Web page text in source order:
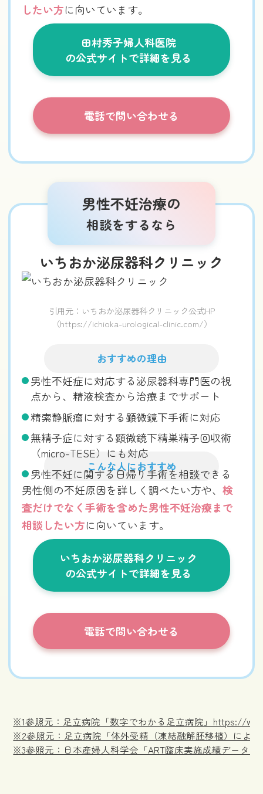
したい方に向いています。
田村秀子婦人科医院
の公式サイトで詳細を見る
電話で問い合わせる
男性不妊治療の
相談をするなら
いちおか泌尿器科クリニック
引用元：いちおか泌尿器科クリニック公式HP
（https://ichioka-urological-clinic.com/）
おすすめの理由
男性不妊症に対応する泌尿器科専門医の視
点から、精液検査から治療までサポート
精索静脈瘤に対する顕微鏡下手術に対応
無精子症に対する顕微鏡下精巣精子回収術
（micro-TESE）にも対応
男性不妊に関する日帰り手術を相談できる
こんな人におすすめ
男性側の不妊原因を詳しく調べたい方や、検
査だけでなく手術を含めた男性不妊治療まで
相談したい方に向いています。
いちおか泌尿器科クリニック
の公式サイトで詳細を見る
電話で問い合わせる
※1参照元：足立病院「数字でわかる足立病院」https://
※2参照元：足立病院「体外受精（凍結融解胚移植）によ
※3参照元：日本産婦人科学会「ART臨床実施成績データ